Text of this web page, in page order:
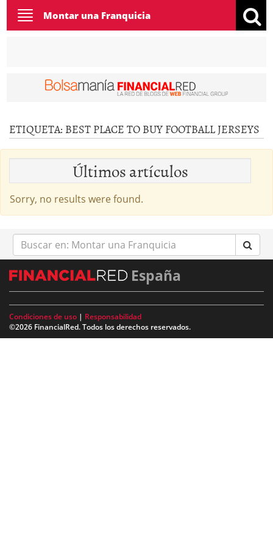
Toggle
navigation
Montar una Franquicia
ETIQUETA: BEST PLACE TO BUY FOOTBALL JERSEYS
Últimos artículos
Sorry, no results were found.
Buscar
en:
España
Condiciones de uso | Responsabilidad
©2026 FinancialRed. Todos los derechos reservados.